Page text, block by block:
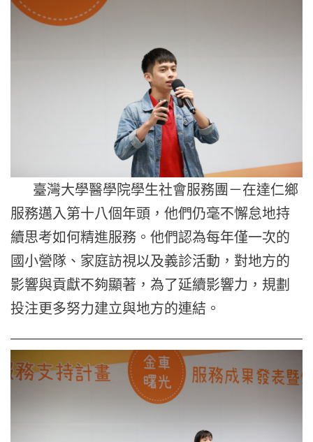
臺灣大學醫學院學生社會服務團－在達仁鄉
服務邁入第十八個年頭， 他們仍毫不懈怠地持
續思考如何精進服務。 他們認為每年僅一次的
國小營隊、家庭訪視以及義診活動， 對地方的
影響與貢獻不夠顯著，為了延續影響力， 規劃
投注更多努力建立與地方的連結。